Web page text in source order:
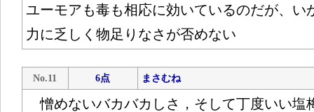
ユーモアも毒も相応に効いているのだが、い
力に乏しく物足りなさが否めない
No.11 6点 まさむね
憎めないバカバカしさ，そして丁度いい塩